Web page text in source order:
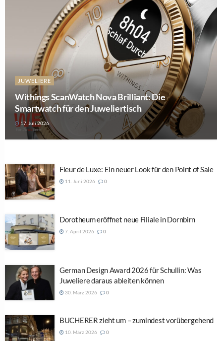
JUWELIERE
Withings ScanWatch Nova Brilliant: Die
Smartwatch für den Juweliertisch
17. Juli 2026
Fleur de Luxe: Ein neuer Look für den Point of Sale
11. Juni 2026 0
Dorotheum eröffnet neue Filiale in Dornbirn
7. April 2026 0
German Design Award 2026 für Schullin: Was
Juweliere daraus ableiten können
30. März 2026 0
BUCHERER zieht um – zumindest vorübergehend
10. März 2026 0